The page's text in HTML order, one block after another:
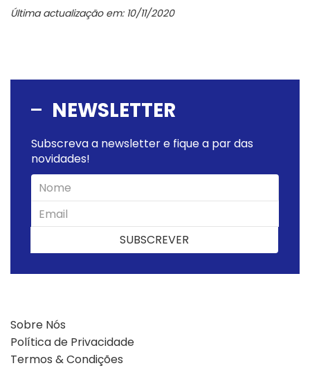
Última actualização em: 10/11/2020
NEWSLETTER
Subscreva a newsletter e fique a par das
novidades!
SUBSCREVERSUBSCREVER
Sobre Nós
Política de Privacidade
Termos & Condições